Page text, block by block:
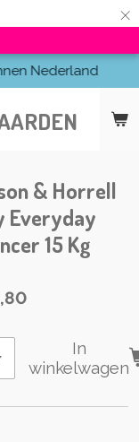
×
Nederland
& Horrell
Everyday
15 Kg
In
winkelwagen